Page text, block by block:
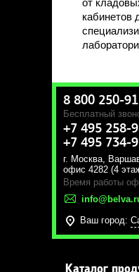
от
кабинетов
8 800 250-
Бесплатный
+7 495 258-
+7 495 734-
г. Москва,
офис 4282 (4
Время работы
Ваш город: